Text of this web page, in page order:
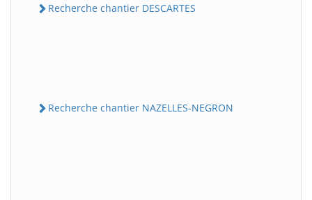
Recherche chantier DESCARTES
Recherche chantier NAZELLES-NEGRON